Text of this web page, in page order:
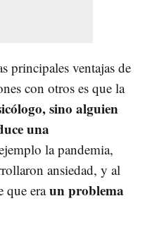
principales ventajas de
con otros es que la
sino alguien
una
la pandemia,
ansiedad, y al
que eraun problema